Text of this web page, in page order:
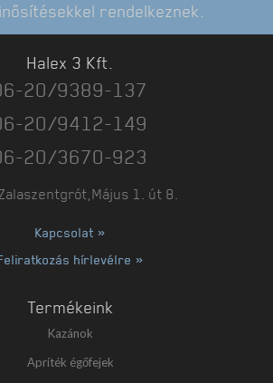
rendelkeznek.
Halex 3 Kft.
20/9389-137
20/9412-149
20/3670-923
1. út 8.
Kapcsolat »
hírlevélre »
Termékeink
Kazánok
Apríték égőfejek